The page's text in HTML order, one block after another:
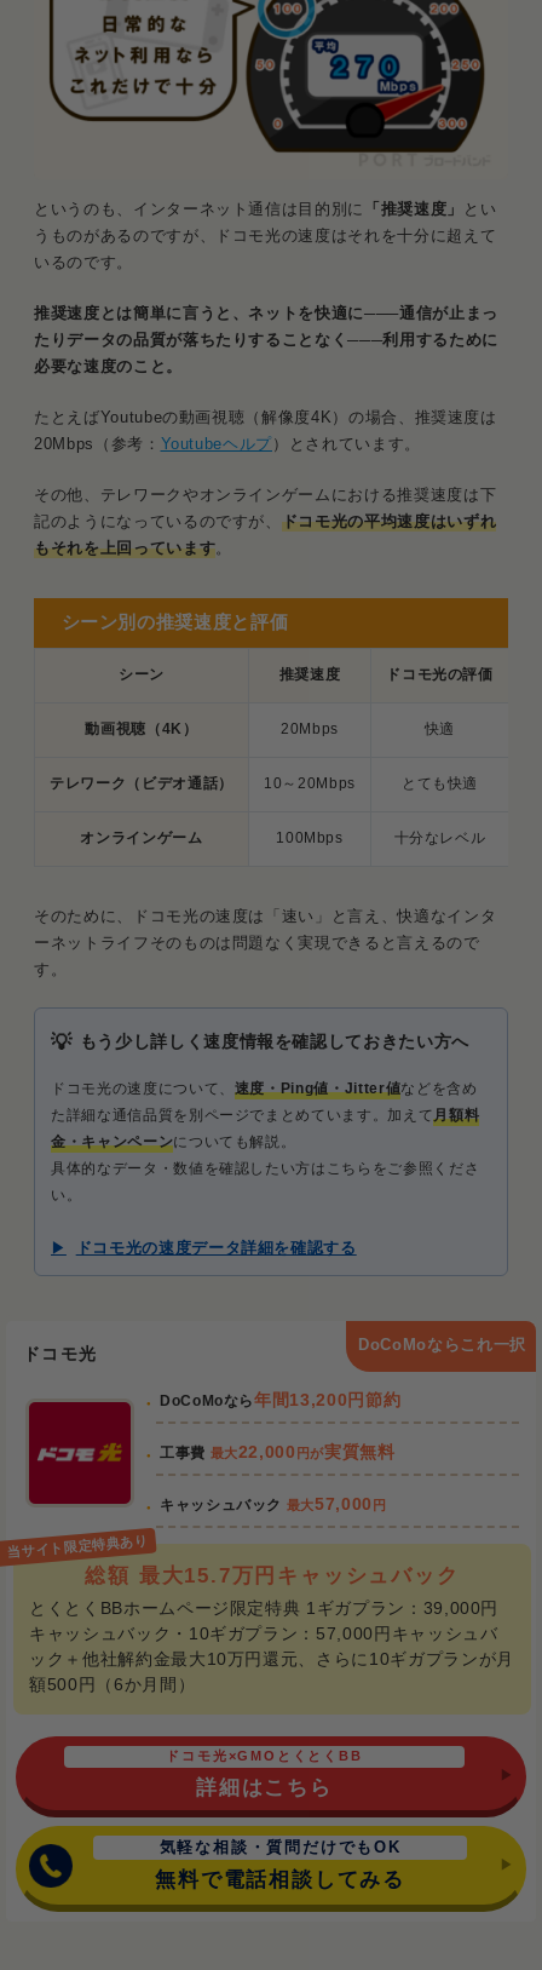
というのも、インターネット通信は目的別に 「推奨速度」
とい
うものがあるのですが、ドコモ光の速度はそれを十分に超えて
いるのです。
推奨速度とは簡単に言うと、ネットを快適に───通信が止まっ
たりデータの品質が落ちたりすることなく───利用するために
必要な速度のこと。
たとえばYoutubeの動画視聴（解像度4K）の場合、推奨速度は
20Mbps（参考： Youtubeヘルプ）とされています。
その他、テレワークやオンラインゲームにおける推奨速度は下
記のようになっているのですが、 ドコモ光の平均速度はいずれ
もそれを上回っています。
シーン 推奨速度 ドコモ光の評価
動画視聴（4K） 20Mbps 快適
テレワーク（ビデオ通話） 10～20Mbps とても快適
オンラインゲーム 100Mbps 十分なレベル
シーン別の推奨速度と評価
そのために、ドコモ光の速度は「速い」と言え、快適なインタ
ーネットライフそのものは問題なく実現できると言えるので
す。
もう少し詳しく速度情報を確認しておきたい方へ
ドコモ光の速度について、 速度・Ping値・Jitter値などを含め
た詳細な通信品質を別ページでまとめています。加えて 月額料
金・キャンペーンについても解説。
具体的なデータ・数値を確認したい方はこちらをご参照くださ
い。
ドコモ光の速度データ詳細を確認する
ドコモ光
DoCoMoならこれ一択
DoCoMoなら年間13,200円節約
工事費 最大22,000 円が実質無料
キャッシュバック 最大57,000 円
総額 最大15.7万円キャッシュバック
とくとくBBホームページ限定特典 1ギガプラン：39,000円
キャッシュバック・10ギガプラン：57,000円キャッシュバ
ック＋他社解約金最大10万円還元、さらに10ギガプランが月
額500円（6か月間）
ドコモ光×GMOとくとくBB
詳細はこちら
気軽な相談・質問だけでもOK
無料で電話相談してみる